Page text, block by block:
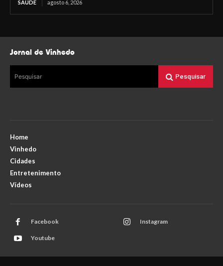
SAÚDE agosto 6, 2026
Jornal de Vinhedo
Pesquisar Pesquisar
Home
Vinhedo
Cidades
Entretenimento
Vídeos
Facebook Instagram
Youtube